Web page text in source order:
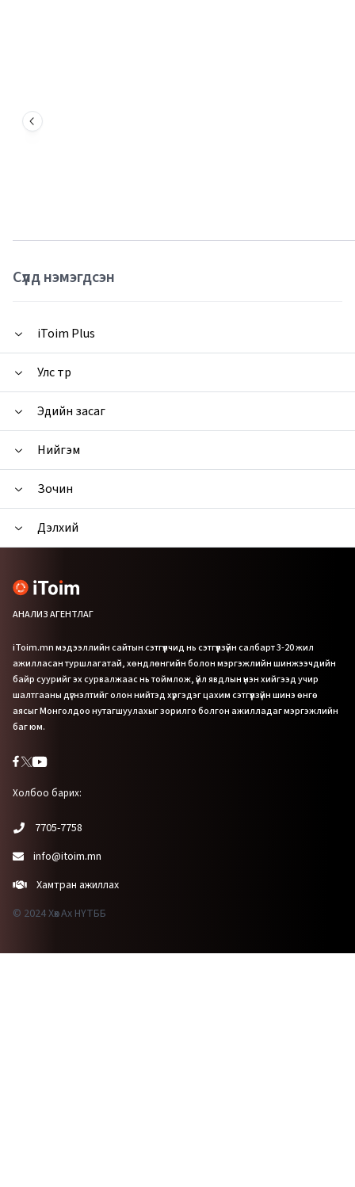
Сүүлд нэмэгдсэн
iToim Plus
Улс төр
Эдийн засаг
Нийгэм
Зочин
Дэлхий
АНАЛИЗ АГЕНТЛАГ
iToim.mn мэдээллийн сайтын сэтгүүлчид нь сэтгүүлзүйн салбарт 3-20 жил
ажилласан туршлагатай, хөндлөнгийн болон мэргэжлийн шинжээчдийн
байр суурийг эх сурвалжаас нь тоймлож, үйл явдлын үнэн хийгээд учир
шалтгааны дүгнэлтийг олон нийтэд хүргэдэг цахим сэтгүүлзүйн шинэ өнгө
аясыг Монголдоо нутагшуулахыг зорилго болгон ажилладаг мэргэжлийн
баг юм.
Холбоо барих:
7705-7758
info@itoim.mn
Хамтран ажиллах
© 2024 Хөх Ах НҮТББ